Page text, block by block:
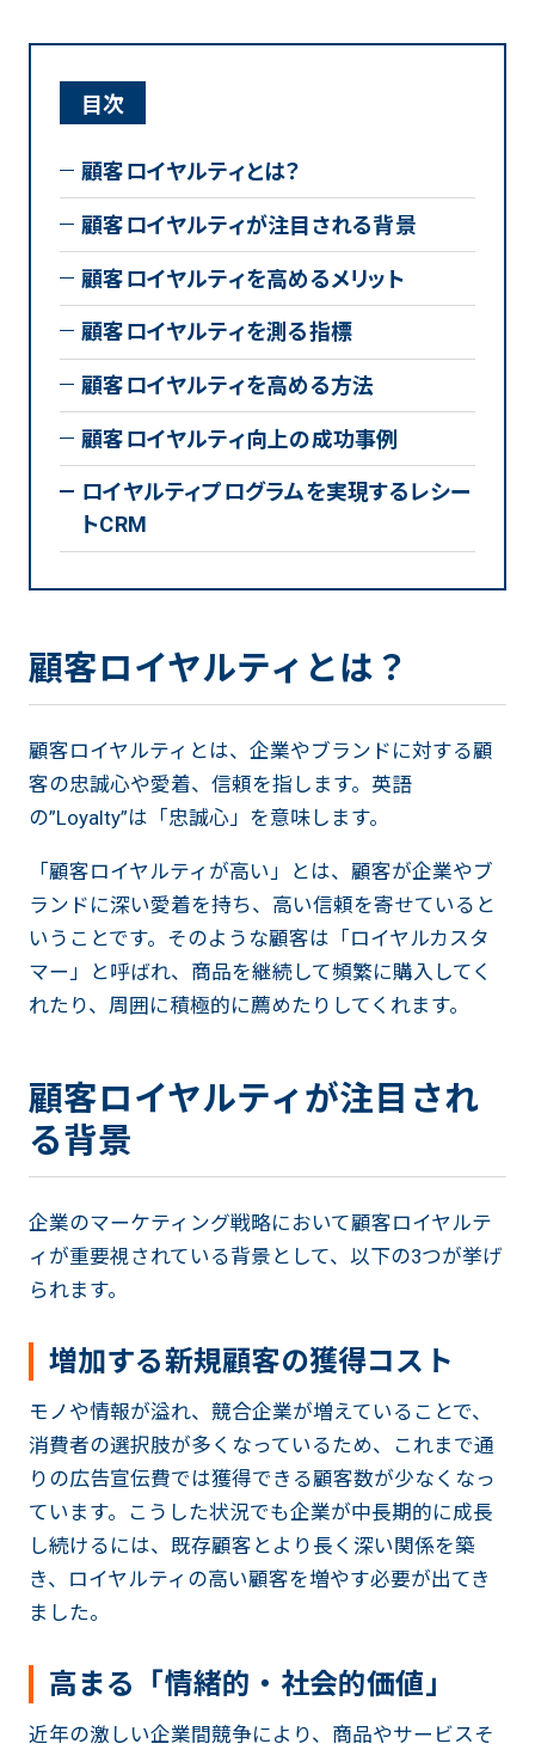
目次
顧客ロイヤルティとは？
顧客ロイヤルティが注目される背景
顧客ロイヤルティを高めるメリット
顧客ロイヤルティを測る指標
顧客ロイヤルティを高める方法
顧客ロイヤルティ向上の成功事例
ロイヤルティプログラムを実現するレシー
トCRM
顧客ロイヤルティとは？
顧客ロイヤルティとは、企業やブランドに対する顧
客の忠誠心や愛着、信頼を指します。英語
の”Loyalty”は「忠誠心」を意味します。
「顧客ロイヤルティが高い」とは、顧客が企業やブ
ランドに深い愛着を持ち、高い信頼を寄せていると
いうことです。そのような顧客は「ロイヤルカスタ
マー」と呼ばれ、商品を継続して頻繁に購入してく
れたり、周囲に積極的に薦めたりしてくれます。
顧客ロイヤルティが注目され
る背景
企業のマーケティング戦略において顧客ロイヤルテ
ィが重要視されている背景として、以下の3つが挙げ
られます。
増加する新規顧客の獲得コスト
モノや情報が溢れ、競合企業が増えていることで、
消費者の選択肢が多くなっているため、これまで通
りの広告宣伝費では獲得できる顧客数が少なくなっ
ています。こうした状況でも企業が中長期的に成長
し続けるには、既存顧客とより長く深い関係を築
き、ロイヤルティの高い顧客を増やす必要が出てき
ました。
高まる「情緒的・社会的価値」
近年の激しい企業間競争により、商品やサービスそ